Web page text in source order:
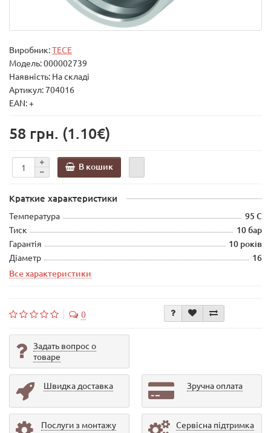
Виробник:TECE
Модель:000002739
Наявність: На складі
Артикул: 704016
EAN: +
58 грн. (1.10€)
В кошик
Краткие характеристики
Температура 95 С
Тиск 10 бар
Гарантія 10 років
Діаметр
16
Все характеристики
0
Задать вопрос о
товаре
Швидка доставка Зручна оплата
Послуги з монтажу Сервісна підтримка